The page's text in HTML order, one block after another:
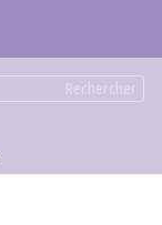
Rechercher